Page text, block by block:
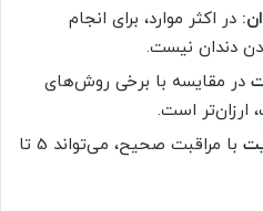
در اکثر موارد، برای انجام
دندان نیست.
در مقایسه با برخی روش‌های
ارزان‌تر است.
با مراقبت صحیح، می‌تواند 5 تا